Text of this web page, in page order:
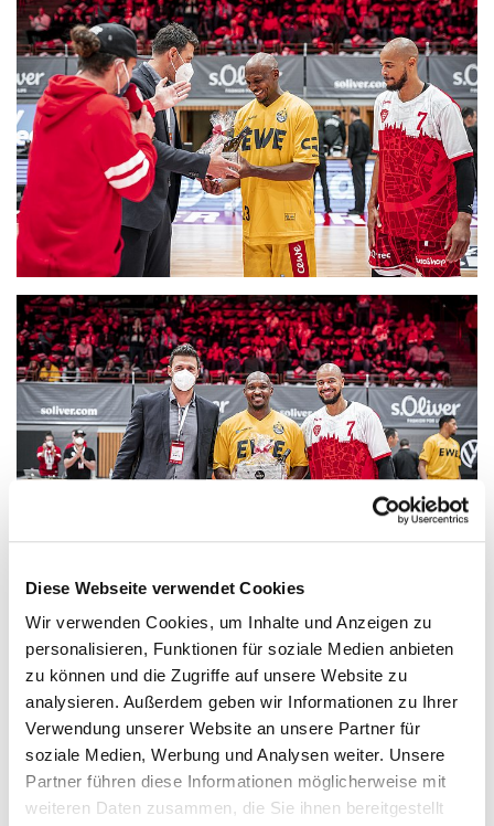
Diese Webseite verwendet Cookies
Wir verwenden Cookies, um Inhalte und Anzeigen zu
personalisieren, Funktionen für soziale Medien anbieten
zu können und die Zugriffe auf unsere Website zu
analysieren. Außerdem geben wir Informationen zu Ihrer
Verwendung unserer Website an unsere Partner für
soziale Medien, Werbung und Analysen weiter. Unsere
Partner führen diese Informationen möglicherweise mit
weiteren Daten zusammen, die Sie ihnen bereitgestellt